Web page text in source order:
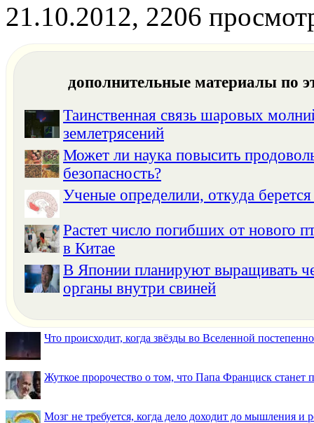
21.10.2012, 2206
дополнительные материалы по
Таинственная связь шаровых
землетрясений
Может ли наука повысить
безопасность?
Ученые определили, откуда берется
Растет число погибших от нового
в Китае
В Японии планируют выращивать
органы внутри свиней
Что происходит, когда звёзды во Вселенной
Жуткое пророчество о том, что Папа Франциск
Мозг не требуется, когда дело доходит до мышления и